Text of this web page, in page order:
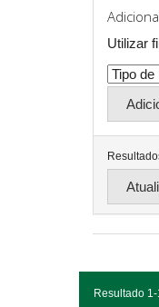
Utilizar
Resultado